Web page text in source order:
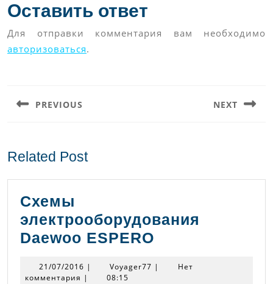
Оставить ответ
Для отправки комментария вам необходимо
авторизоваться.
записям
PREVIOUS NEXT
Related Post
Схемы
электрооборудования
Daewoo ESPERO
Daewoo
21/07/2016 21/07/2016
| Voyager77 Voyager77
|
Нет
комментария | 08:15